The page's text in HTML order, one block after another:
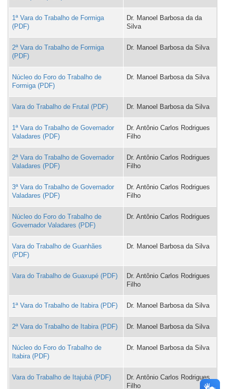
1ª Vara do Trabalho de Formiga
Dr. Manoel Barbosa da da
Silva
2ª Vara do Trabalho de Formiga Dr. Manoel Barbosa da Silva
Núcleo do Foro do Trabalho de
Formiga
Dr. Manoel Barbosa da Silva
Vara do Trabalho de Frutal Dr. Manoel Barbosa da Silva
1ª Vara do Trabalho de Governador
Valadares
Dr. Antônio Carlos Rodrigues
Filho
2ª Vara do Trabalho de Governador
Valadares
Dr. Antônio Carlos Rodrigues
Filho
3ª Vara do Trabalho de Governador
Valadares
Dr. Antônio Carlos Rodrigues
Filho
Núcleo do Foro do Trabalho de
Governador Valadares
Dr. Antônio Carlos Rodrigues
Vara do Trabalho de Guanhães Dr. Manoel Barbosa da Silva
Vara do Trabalho de Guaxupé
Dr. Antônio Carlos Rodrigues
Filho
1ª Vara do Trabalho de Itabira Dr. Manoel Barbosa da Silva
2ª Vara do Trabalho de Itabira Dr. Manoel Barbosa da Silva
Núcleo do Foro do Trabalho de
Itabira
Dr. Manoel Barbosa da Silva
Vara do Trabalho de Itajubá
Dr. Antônio Carlos Rodrigues
Filho